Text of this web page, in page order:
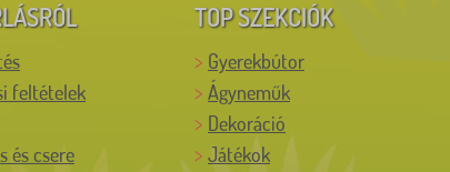
feltételek
és csere
TOP SZEKCIÓK
Gyerekbútor
Ágyneműk
Dekoráció
Játékok